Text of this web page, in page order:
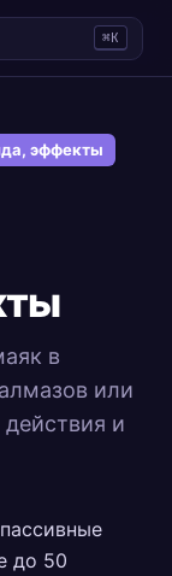
⌘K
эффекты
в
или
и
до 50